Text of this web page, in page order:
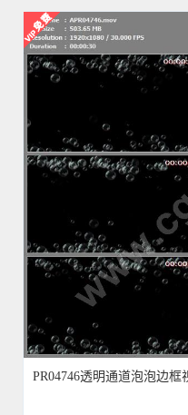
PR04746透明通道泡泡边框